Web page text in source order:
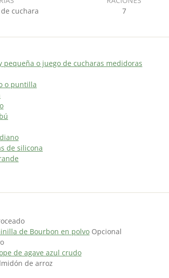
o
cuchara
7
pequeña o juego de cucharas medidoras
o puntilla
de silicona
de Bourbon en polvo Opcional
de agave azul crudo
de arroz